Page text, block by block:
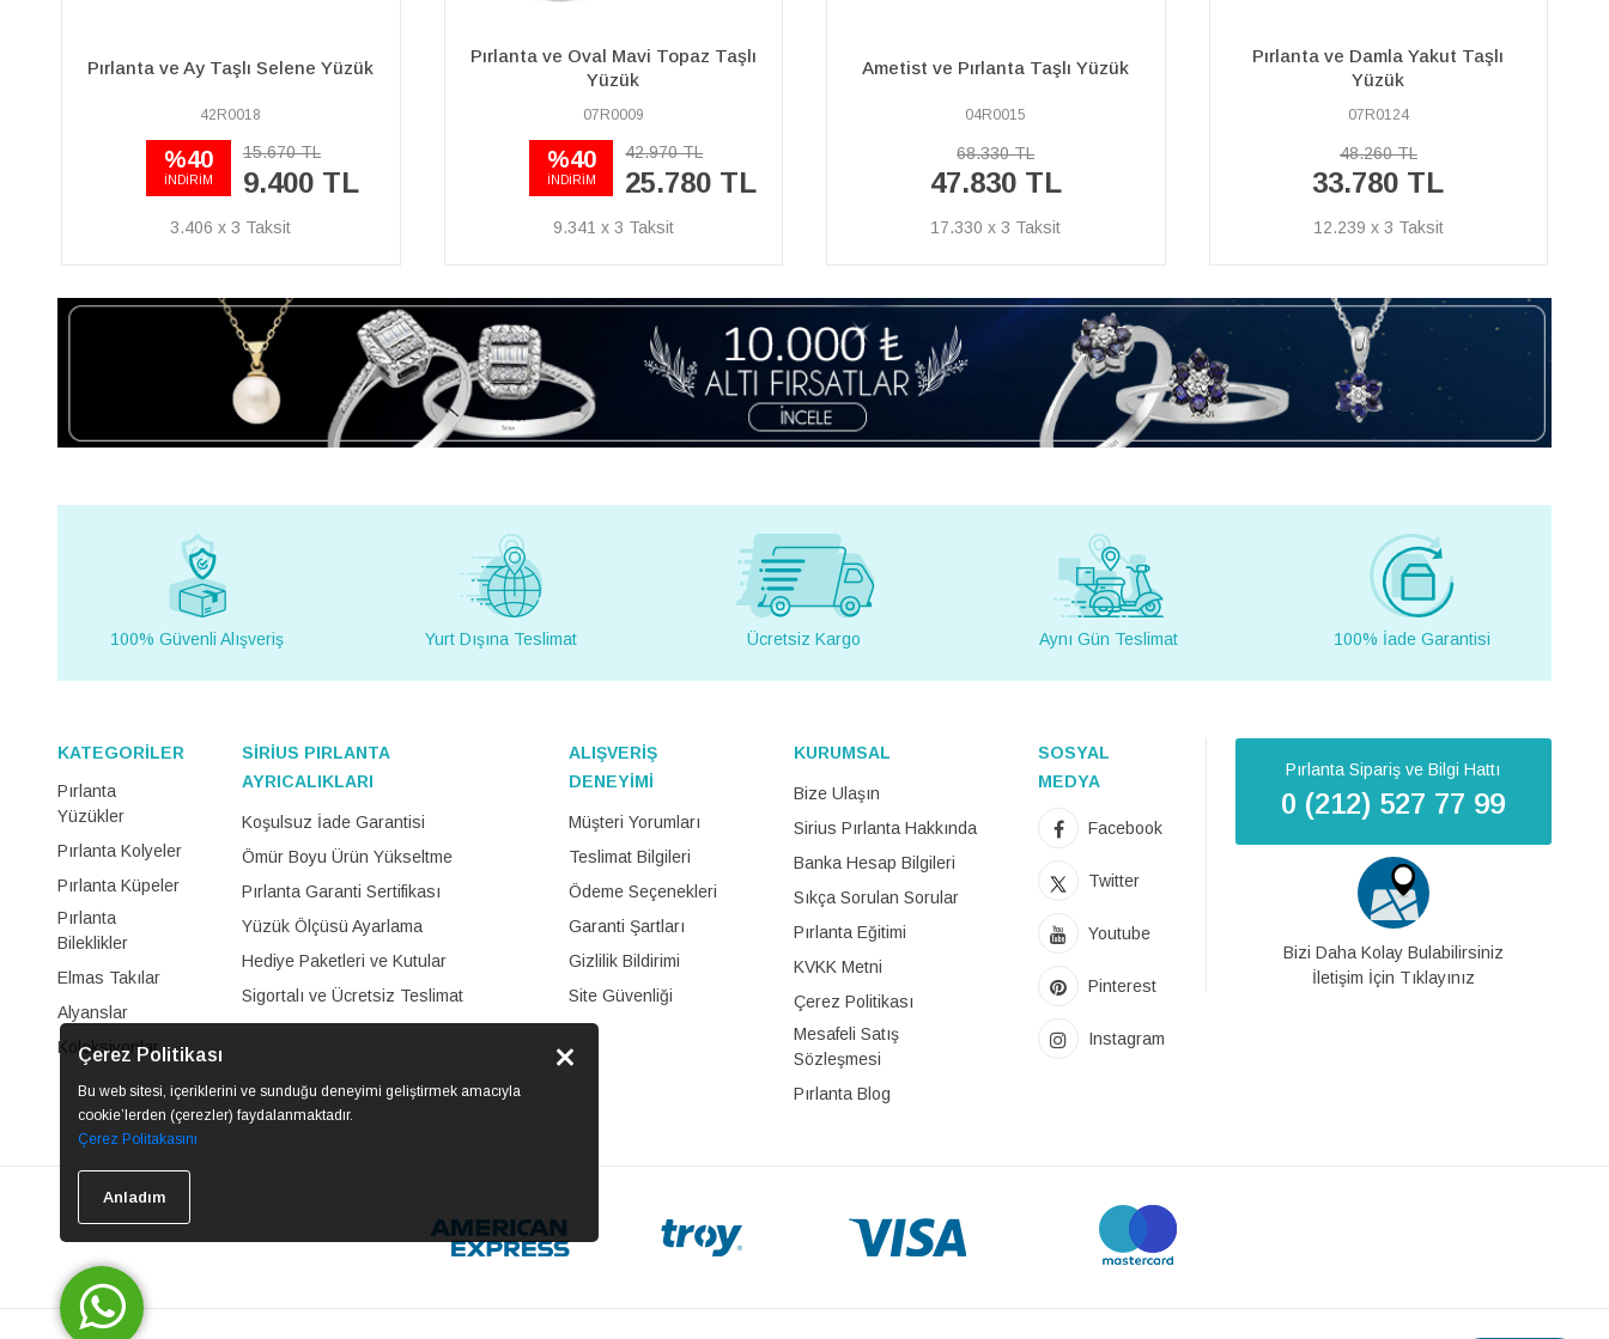
Çerez Politikası
Bu web sitesi, içeriklerini ve sunduğu deneyimi geliştirmek amacıyla
cookie’lerden (çerezler) faydalanmaktadır.
Çerez Politakasını
Anladım
Pırlanta ve Oval Mavi Topaz Taşlı
Yüzük
07R0009
%40
İNDİRİM
42.970 TL
25.780 TL
9.341 x 3
Ametist ve Pırlanta Taşlı Yüzük
04R0015
68.330 TL
47.830 TL
17.330 x 3
Pırlanta ve Damla Yakut Taşlı
Yüzük
07R0124
48.260 TL
33.780 TL
12.239 x 3
Pırlanta ve Morganite Taşlı Malaga
Yüzük
02R0039
%40
İNDİRİM
36.670 TL
22.000 TL
7.971 x 3
100% Güvenli Alışveriş Yurt Dışına Teslimat Ücretsiz Kargo Aynı Gün Teslimat 100% İade Garantisi
KATEGORİLER
Pırlanta
Yüzükler
Pırlanta Kolyeler
Pırlanta Küpeler
Pırlanta
Bileklikler
Elmas Takılar
Alyanslar
Koleksiyonlar
SİRİUS PIRLANTA
AYRICALIKLARI
Koşulsuz İade Garantisi
Ömür Boyu Ürün Yükseltme
Pırlanta Garanti Sertifikası
Yüzük Ölçüsü Ayarlama
Hediye Paketleri ve Kutular
Sigortalı ve Ücretsiz Teslimat
ALIŞVERİŞ
DENEYİMİ
Müşteri Yorumları
Teslimat Bilgileri
Ödeme Seçenekleri
Garanti Şartları
Gizlilik Bildirimi
Site Güvenliği
KURUMSAL
Bize Ulaşın
Sirius Pırlanta Hakkında
Banka Hesap Bilgileri
Sıkça Sorulan Sorular
Pırlanta Eğitimi
KVKK Metni
Çerez Politikası
Mesafeli Satış
Sözleşmesi
Pırlanta Blog
SOSYAL
MEDYA
Facebook
Twitter
Youtube
Pinterest
Instagram
Pırlanta Sipariş ve Bilgi Hattı
0 (212) 527 77 99
Bizi Daha Kolay Bulabilirsiniz
İletişim İçin Tıklayınız